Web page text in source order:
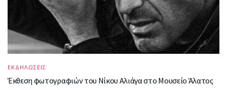
ΕΚΔΗΛΩΣΕΙΣ
Έκθεση φωτογραφιών του Νίκου Αλιάγα στο Μουσείο Άλατος